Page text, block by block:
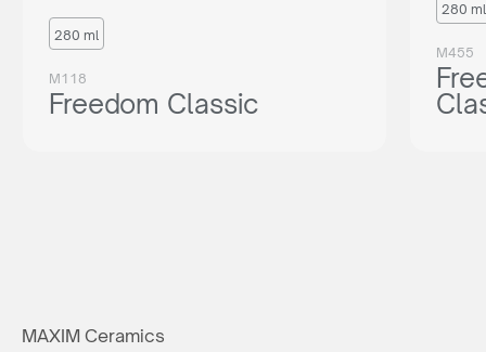
280 ml
M118
Freedom Classic
280 ml
M455
MAXIM Ceramics